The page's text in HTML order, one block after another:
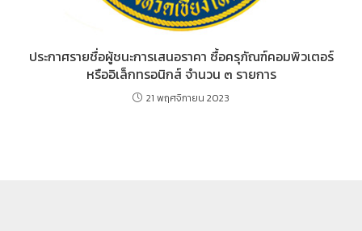
ประกาศรายชื่อผู้ชนะการเสนอราคา ซื้อครุภัณฑ์คอมพิวเตอร์
หรืออิเล็กทรอนิกส์ จำนวน ๓ รายการ
21 พฤศจิกายน 2023